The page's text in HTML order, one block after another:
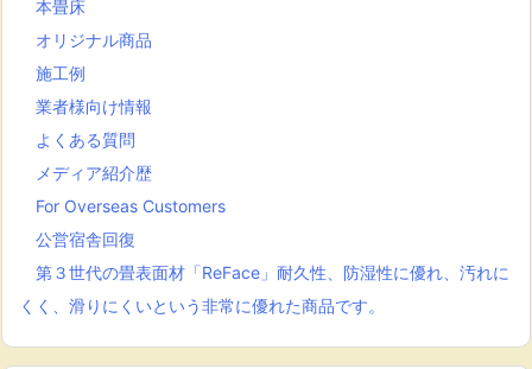
本畳床
オリジナル商品
施工例
業者様向け情報
よくある質問
メディア紹介歴
For Overseas Customers
公営宿舎回復
第３世代の畳表面材「ReFace」耐久性、防湿性に優れ、汚れに
くく、滑りにくいという非常に優れた商品です。